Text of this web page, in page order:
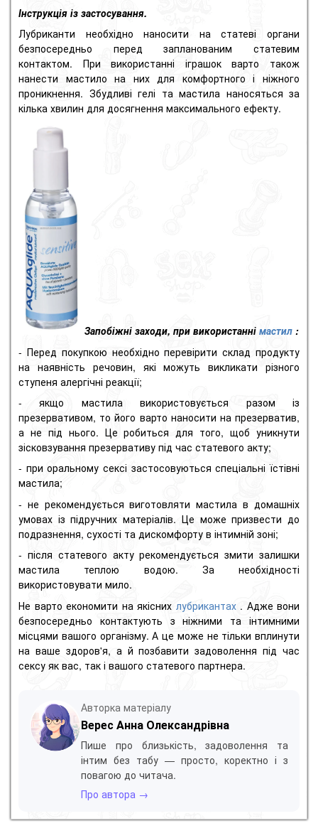
Інструкція із застосування.
Лубриканти необхідно наносити на статеві органи
безпосередньо перед запланованим статевим
контактом.
При використанні іграшок варто також
нанести мастило на них для комфортного і ніжного
проникнення. Збудливі гелі та мастила наносяться за
кілька хвилин для досягнення максимального ефекту.
Запобіжні заходи, при використанні мастил :
- Перед покупкою необхідно перевірити склад продукту
на наявність речовин, які можуть викликати різного
ступеня алергічні реакції;
- якщо мастила використовується разом із
презервативом, то його варто наносити на презерватив,
а не під нього. Це робиться для того, щоб уникнути
зісковзування презервативу під час статевого акту;
- при оральному сексі застосовуються спеціальні їстівні
мастила;
- не рекомендується виготовляти мастила в домашніх
умовах із підручних матеріалів. Це може призвести до
подразнення, сухості та дискомфорту в інтимній зоні;
- після статевого акту рекомендується змити залишки
мастила теплою водою.
За необхідності
використовувати мило.
Не варто економити на якісних лубрикантах . Адже вони
безпосередньо контактують з ніжними та інтимними
місцями вашого організму. А це може не тільки вплинути
на ваше здоров'я, а й позбавити задоволення під час
сексу як вас, так і вашого статевого партнера.
Авторка матеріалу
Верес Анна Олександрівна
Пише про близькість, задоволення та
інтим без табу — просто, коректно і з
повагою до читача.
Про автора →